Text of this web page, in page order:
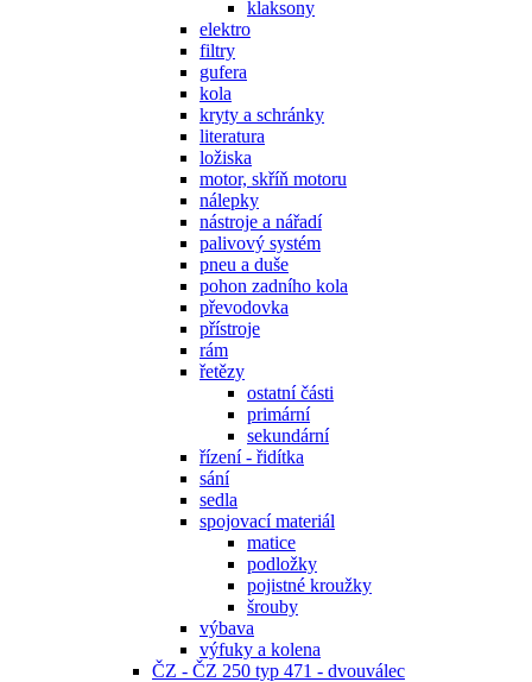
klaksony
elektro
filtry
gufera
kola
kryty a schránky
literatura
ložiska
motor, skříň motoru
nálepky
nástroje a nářadí
palivový systém
pneu a duše
pohon zadního kola
převodovka
přístroje
rám
řetězy
ostatní části
primární
sekundární
řízení - řidítka
sání
sedla
spojovací materiál
matice
podložky
pojistné kroužky
šrouby
výbava
výfuky a kolena
ČZ - ČZ 250 typ 471 - dvouválec